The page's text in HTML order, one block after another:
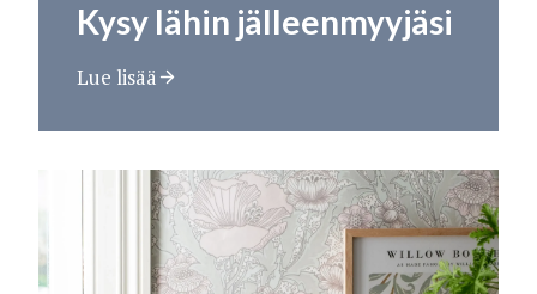
Kysy lähin jälleenmyyjäsi
Lue lisää